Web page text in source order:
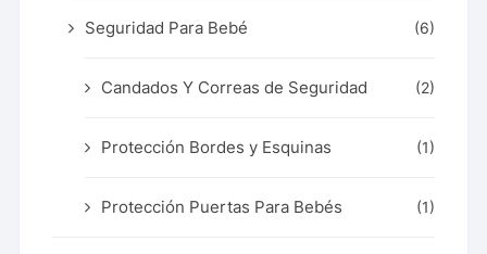
Seguridad Para Bebé (6)
Candados Y Correas de Seguridad (2)
Protección Bordes y Esquinas (1)
Protección Puertas Para Bebés (1)